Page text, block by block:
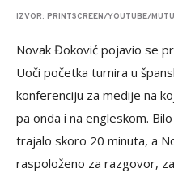
IZVOR: PRINTSCREEN/YOUTUBE/
Novak Đoković pojavio se
Uoči početka turnira u
konferenciju za medije na
pa onda i na engleskom.
trajalo skoro 20 minuta, a
raspoloženo za razgovor,